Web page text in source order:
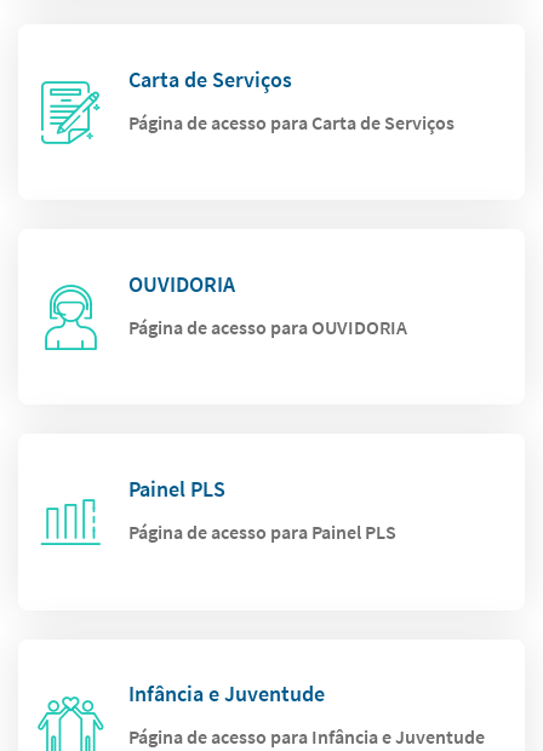
Carta de Serviços
Página de acesso para Carta de Serviços
OUVIDORIA
Página de acesso para OUVIDORIA
Painel PLS
Página de acesso para Painel PLS
Infância e Juventude
Página de acesso para Infância e Juventude